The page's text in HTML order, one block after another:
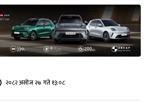
२०८२ असोज २७ गते १३:०८